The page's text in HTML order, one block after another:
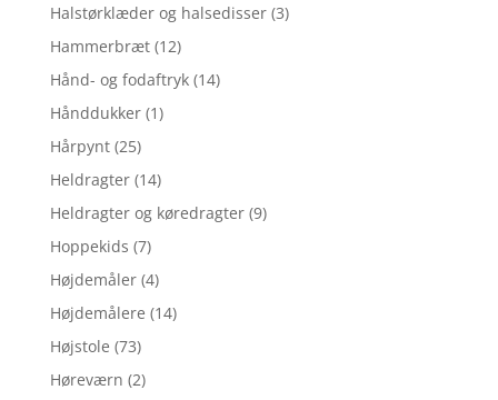
Halstørklæder og halsedisser (3)
Hammerbræt (12)
Hånd- og fodaftryk (14)
Hånddukker (1)
Hårpynt (25)
Heldragter (14)
Heldragter og køredragter (9)
Hoppekids (7)
Højdemåler (4)
Højdemålere (14)
Højstole (73)
Høreværn (2)